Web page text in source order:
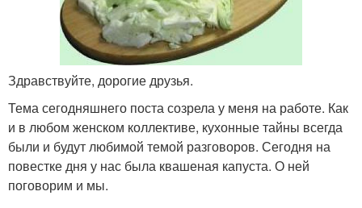
Здравствуйте, дорогие друзья.
Тема сегодняшнего поста созрела у меня на работе. Как
и в любом женском коллективе, кухонные тайны всегда
были и будут любимой темой разговоров. Сегодня на
повестке дня у нас была квашеная капуста. О ней
поговорим и мы.